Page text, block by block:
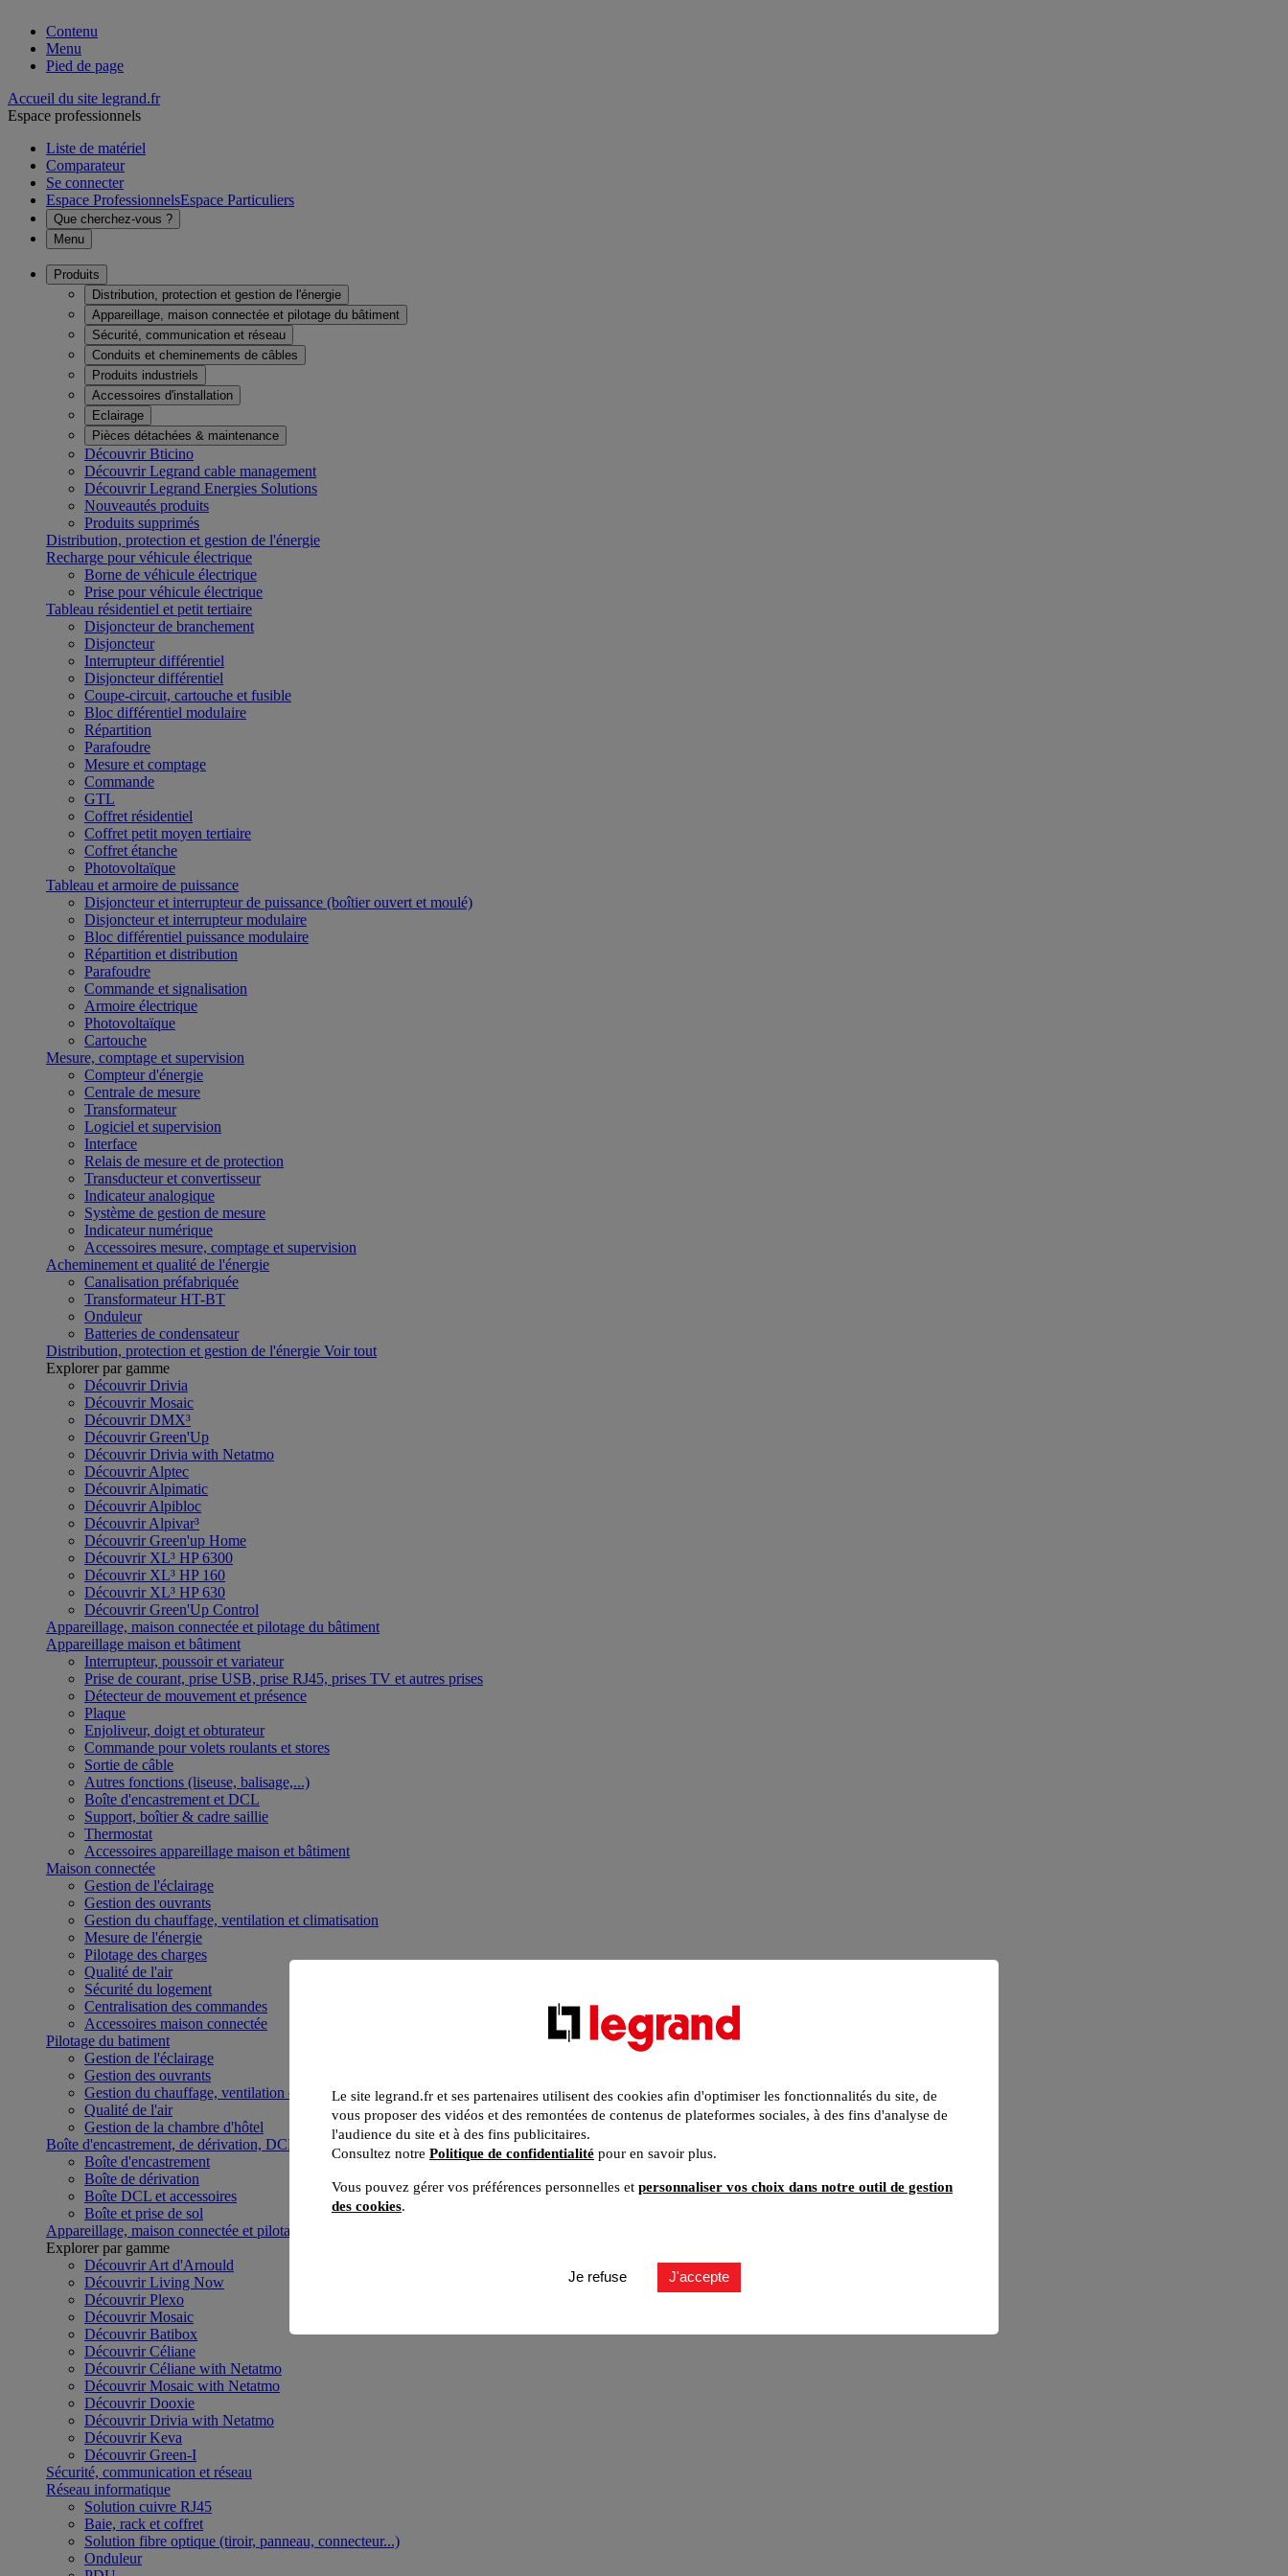
Contenu
Menu
Pied de page
Accueil du site legrand.fr
Espace professionnels
Liste de matériel
Comparateur
Se connecter
Espace ProfessionnelsEspace Particuliers
Que cherchez-vous ?
Menu
Produits
Distribution, protection et gestion de l'énergie
Appareillage, maison connectée et pilotage du bâtiment
Sécurité, communication et réseau
Conduits et cheminements de câbles
Produits industriels
Accessoires d'installation
Eclairage
Pièces détachées & maintenance
Découvrir Bticino
Découvrir Legrand cable management
Découvrir Legrand Energies Solutions
Nouveautés produits
Produits supprimés
Distribution, protection et gestion de l'énergie
Recharge pour véhicule électrique
Borne de véhicule électrique
Prise pour véhicule électrique
Tableau résidentiel et petit tertiaire
Disjoncteur de branchement
Disjoncteur
Interrupteur différentiel
Disjoncteur différentiel
Coupe-circuit, cartouche et fusible
Bloc différentiel modulaire
Répartition
Parafoudre
Mesure et comptage
Commande
GTL
Coffret résidentiel
Coffret petit moyen tertiaire
Coffret étanche
Photovoltaïque
Tableau et armoire de puissance
Disjoncteur et interrupteur de puissance (boîtier ouvert et moulé)
Disjoncteur et interrupteur modulaire
Bloc différentiel puissance modulaire
Répartition et distribution
Parafoudre
Commande et signalisation
Armoire électrique
Photovoltaïque
Cartouche
Mesure, comptage et supervision
Compteur d'énergie
Centrale de mesure
Transformateur
Logiciel et supervision
Interface
Relais de mesure et de protection
Transducteur et convertisseur
Indicateur analogique
Système de gestion de mesure
Indicateur numérique
Accessoires mesure, comptage et supervision
Acheminement et qualité de l'énergie
Canalisation préfabriquée
Transformateur HT-BT
Onduleur
Batteries de condensateur
Distribution, protection et gestion de l'énergie Voir tout
Explorer par gamme
Découvrir Drivia
Découvrir Mosaic
Découvrir DMX³
Découvrir Green'Up
Découvrir Drivia with Netatmo
Découvrir Alptec
Découvrir Alpimatic
Découvrir Alpibloc
Découvrir Alpivar³
Découvrir Green'up Home
Découvrir XL³ HP 6300
Découvrir XL³ HP 160
Découvrir XL³ HP 630
Découvrir Green'Up Control
Appareillage, maison connectée et pilotage du bâtiment
Appareillage maison et bâtiment
Interrupteur, poussoir et variateur
Prise de courant, prise USB, prise RJ45, prises TV et autres prises
Détecteur de mouvement et présence
Plaque
Enjoliveur, doigt et obturateur
Commande pour volets roulants et stores
Sortie de câble
Autres fonctions (liseuse, balisage,...)
Boîte d'encastrement et DCL
Support, boîtier & cadre saillie
Thermostat
Accessoires appareillage maison et bâtiment
Maison connectée
Gestion de l'éclairage
Gestion des ouvrants
Gestion du chauffage, ventilation et climatisation
Mesure de l'énergie
Pilotage des charges
Qualité de l'air
Sécurité du logement
Centralisation des commandes
Accessoires maison connectée
Pilotage du batiment
Gestion de l'éclairage
Gestion des ouvrants
Gestion du chauffage, ventilation et climatisation
Qualité de l'air
Gestion de la chambre d'hôtel
Boîte d'encastrement, de dérivation, DCL et boîte de sol
Boîte d'encastrement
Boîte de dérivation
Boîte DCL et accessoires
Boîte et prise de sol
Appareillage, maison connectée et pilotage du bâtiment
Explorer par gamme
Découvrir Art d'Arnould
Découvrir Living Now
Découvrir Plexo
Découvrir Mosaic
Découvrir Batibox
Découvrir Céliane
Découvrir Céliane with Netatmo
Découvrir Mosaic with Netatmo
Découvrir Dooxie
Découvrir Drivia with Netatmo
Découvrir Keva
Découvrir Green-I
Sécurité, communication et réseau
Réseau informatique
Solution cuivre RJ45
Baie, rack et coffret
Solution fibre optique (tiroir, panneau, connecteur...)
Onduleur
Le site legrand.fr et ses partenaires utilisent des cookies afin d'optimiser les fonctionnalités du site, de
vous proposer des vidéos et des remontées de contenus de plateformes sociales, à des fins d'analyse de
l'audience du site et à des fins publicitaires.
Consultez notre Politique de confidentialité pour en savoir plus.
Vous pouvez gérer vos préférences personnelles et personnaliser vos choix dans notre outil de gestion
des cookies.
Je refuse J'accepte